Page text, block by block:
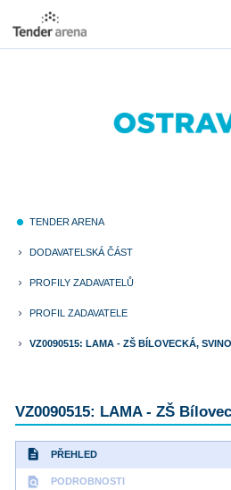
fiber_manual_record TENDER ARENA
keyboard_arrow_right DODAVATELSKÁ ČÁST
keyboard_arrow_right PROFILY ZADAVATELŮ
keyboard_arrow_right PROFIL ZADAVATELE
keyboard_arrow_right VZ0090515: LAMA - ZŠ BÍLOVECKÁ,
VZ0090515: LAMA - ZŠ
description PŘEHLED
find_in_page PODROBNOSTI